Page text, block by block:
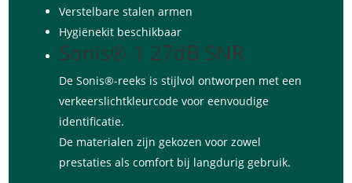
Verstelbare stalen armen
Hygiënekit beschikbaar
Sonis® 1 27dB SNR
De Sonis®-reeks is stijlvol ontworpen met een
verkeerslichtkleurcode voor eenvoudige
identificatie.
De materialen zijn gekozen voor zowel
prestaties als comfort bij langdurig gebruik.